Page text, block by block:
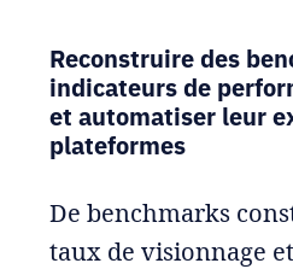
Reconstruire des
indicateurs de
et automatiser leur
plateformes
De benchmarks
taux de visionnage